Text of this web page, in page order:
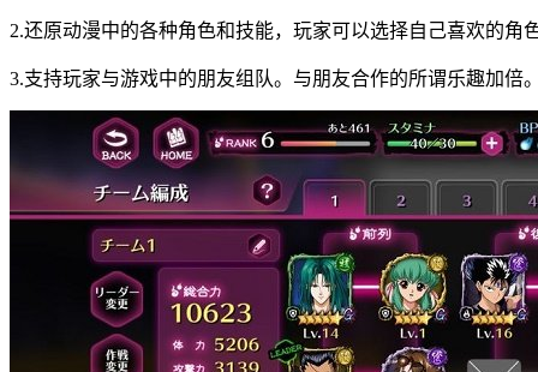
2.还原动漫中的各种角色和技能，玩家可以选择自己喜欢的角
3.支持玩家与游戏中的朋友组队。与朋友合作的所谓乐趣加倍